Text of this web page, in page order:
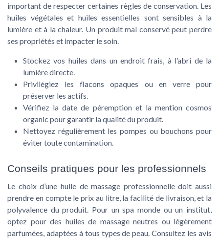
important de respecter certaines règles de conservation. Les
huiles végétales et huiles essentielles sont sensibles à la
lumière et à la chaleur. Un produit mal conservé peut perdre
ses propriétés et impacter le soin.
Stockez vos huiles dans un endroit frais, à l’abri de la
lumière directe.
Privilégiez les flacons opaques ou en verre pour
préserver les actifs.
Vérifiez la date de péremption et la mention cosmos
organic pour garantir la qualité du produit.
Nettoyez régulièrement les pompes ou bouchons pour
éviter toute contamination.
Conseils pratiques pour les professionnels
Le choix d’une huile de massage professionnelle doit aussi
prendre en compte le prix au litre, la facilité de livraison, et la
polyvalence du produit. Pour un spa monde ou un institut,
optez pour des huiles de massage neutres ou légèrement
parfumées, adaptées à tous types de peau. Consultez les avis